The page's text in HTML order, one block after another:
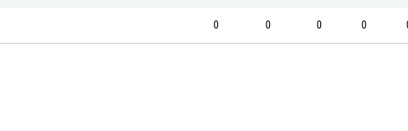
0 0 0 0